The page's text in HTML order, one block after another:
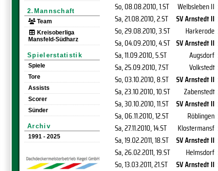
2.Mannschaft
Team
Kreisoberliga
Mansfeld-Südharz
Spielerstatistik
Spiele
Tore
Assists
Scorer
Sünder
Archiv
1991 - 2025
So, 08.08.2010, 1.ST Welbsleben II
Sa, 21.08.2010, 2.ST SV Arnstedt II
So, 29.08.2010, 3.ST Harkerode
Sa, 04.09.2010, 4.ST SV Arnstedt II
Sa, 11.09.2010, 5.ST Augsdorf
Sa, 25.09.2010, 7.ST Volkstedt
So, 03.10.2010, 8.ST SV Arnstedt II
Sa, 23.10.2010, 10.ST Zabenstedt
Sa, 30.10.2010, 11.ST SV Arnstedt II
Sa, 06.11.2010, 12.ST Röblingen
Sa, 27.11.2010, 14.ST Klostermansf
Sa, 19.02.2011, 18.ST SV Arnstedt II
Sa, 26.02.2011, 19.ST Helmsdorf
So, 13.03.2011, 21.ST SV Arnstedt II